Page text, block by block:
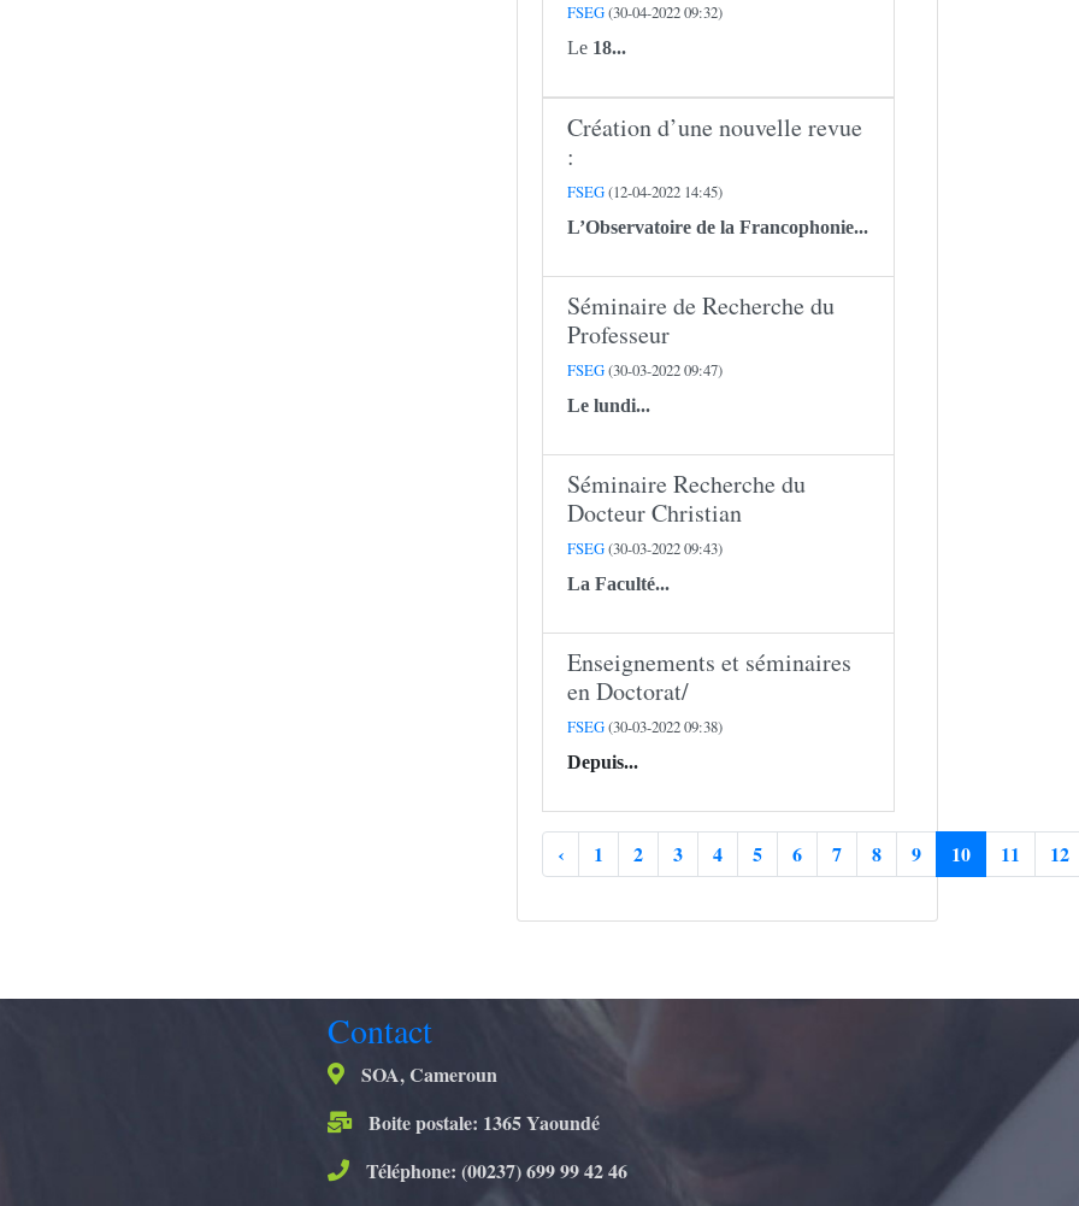
FSEG(30-04-2022 09:32)
Le 18...
Création d’une nouvelle revue
:
FSEG(12-04-2022 14:45)
L’Observatoire de la Francophonie...
Séminaire de Recherche du
Professeur
FSEG(30-03-2022 09:47)
Le lundi...
Séminaire Recherche du
Docteur Christian
FSEG(30-03-2022 09:43)
La Faculté...
Enseignements et séminaires
en Doctorat/
FSEG(30-03-2022 09:38)
Depuis...
‹ 1 2 3 4 5 6 7 8 9 10 11 12
Contact
SOA, Cameroun
Boite postale: 1365 Yaoundé
Téléphone: (00237) 699 99 42 46